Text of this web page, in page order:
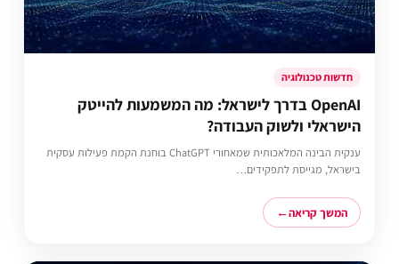
חדשות טכנולוגיה
OpenAI בדרך לישראל: מה המשמעות להייטק
הישראלי ולשוק העבודה?
ענקית הבינה המלאכותית שמאחורי ChatGPT בוחנת הקמת פעילות עסקית
בישראל, מגייסת לתפקידים…
המשך קריאה